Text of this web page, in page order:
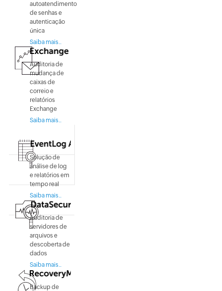
autoatendimento
de senhas e
autenticação
única
Saiba mais..
Auditoria de
mudança de
caixas de
correio e
relatórios
Exchange
Saiba mais..
Solução de
análise de log
e relatórios em
tempo real
Saiba mais..
Auditoria de
servidores de
arquivos e
descoberta de
dados
Saiba mais..
Backup de